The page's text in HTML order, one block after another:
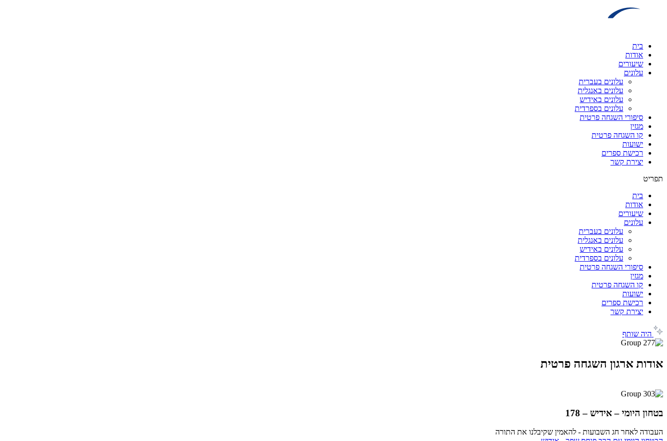
בית
אודות
שיעורים
עלונים
עלונים בעברית
עלונים באנגלית
עלונים באידיש
עלונים בספרדית
סיפורי השגחה פרטית
מגזין
קו השגחה פרטית
ישועות
רכישת ספרים
יצירת קשר
תפריט
בית
אודות
שיעורים
עלונים
עלונים בעברית
עלונים באנגלית
עלונים באידיש
עלונים בספרדית
סיפורי השגחה פרטית
מגזין
קו השגחה פרטית
ישועות
רכישת ספרים
יצירת קשר
היה שותף
אודות ארגון השגחה פרטית
בטחון היומי – אידיש – 178
העבודה לאחר חג השבועות - להאמין שקיבלנו את התורה